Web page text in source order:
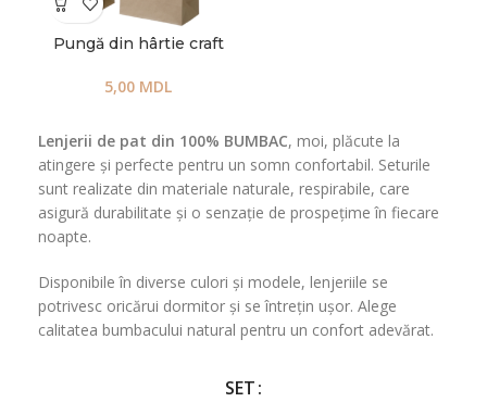
Pungă din hârtie craft
5,00 MDL
Lenjerii de pat din 100% BUMBAC, moi, plăcute la
atingere și perfecte pentru un somn confortabil. Seturile
sunt realizate din materiale naturale, respirabile, care
asigură durabilitate și o senzație de prospețime în fiecare
noapte.
Disponibile în diverse culori și modele, lenjeriile se
potrivesc oricărui dormitor și se întrețin ușor. Alege
calitatea bumbacului natural pentru un confort adevărat.
SET